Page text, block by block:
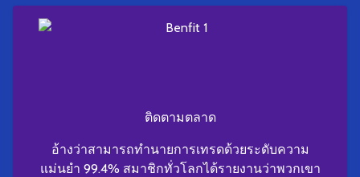
ติดตามตลาด
อ้างว่าสามารถทำนายการเทรดด้วยระดับความ
แม่นยำ 99.4% สมาชิกทั่วโลกได้รายงานว่าพวกเขา